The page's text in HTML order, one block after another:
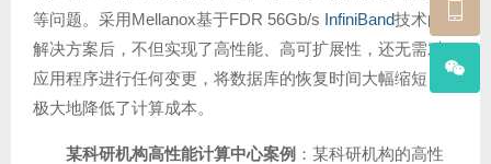
等问题。采用Mellanox基于FDR 56Gb/s InfiniBand技术的
解决方案后，不但实现了高性能、高可扩展性，还无需对
应用程序进行任何变更，将数据库的恢复时间大幅缩短，
极大地降低了计算成本。
某科研机构高性能计算中心案例 ：某科研机构的高性